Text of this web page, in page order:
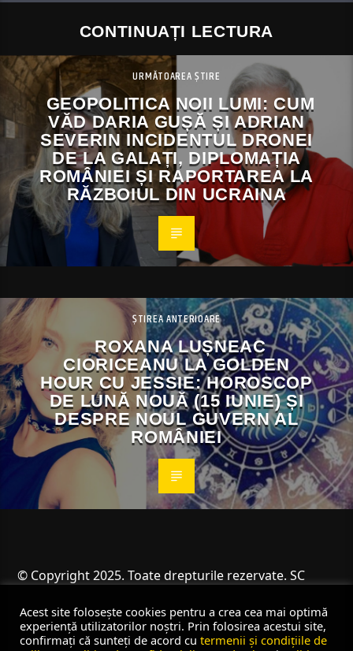
CONTINUAȚI LECTURA
URMĂTOAREA ȘTIRE
GEOPOLITICA NOII LUMI: CUM
VĂD DARIA GUȘĂ ȘI ADRIAN
SEVERIN INCIDENTUL DRONEI
DE LA GALAȚI, DIPLOMAȚIA
ROMÂNIEI ȘI RAPORTAREA LA
RĂZBOIUL DIN UCRAINA
ȘTIREA ANTERIOARE
ROXANA LUȘNEAC
CIORICEANU LA GOLDEN
HOUR CU JESSIE: HOROSCOP
DE LUNĂ NOUĂ (15 IUNIE) ȘI
DESPRE NOUL GUVERN AL
ROMÂNIEI
© Copyright 2025. Toate drepturile rezervate. SC
Acest site folosește cookies pentru a crea cea mai optimă
experiență utilizatorilor noștri. Prin folosirea acestui site,
confirmați că sunteți de acord cu termenii și condițiile de